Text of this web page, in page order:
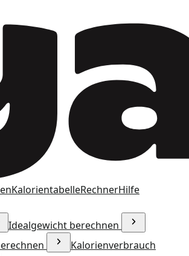
KalorientabelleRechnerHilfe
Idealgewicht berechnen
Kalorienverbrauch